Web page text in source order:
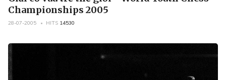
Championships 2005
28-07-2005 HITS 14530